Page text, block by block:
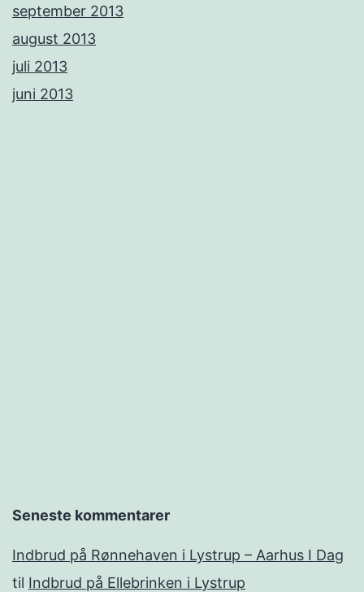
september 2013
august 2013
juli 2013
juni 2013
Seneste kommentarer
Indbrud på Rønnehaven i Lystrup – Aarhus I Dag
til Indbrud på Ellebrinken i Lystrup